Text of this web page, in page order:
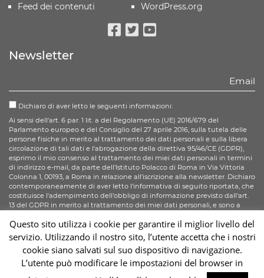
Feed dei contenuti
WordPress.org
Newsletter
Dichiaro di aver letto le seguenti informazioni:
Ai sensi dell'art. 6 par. 1 lit. a del Regolamento (UE) 2016/679 del
Parlamento europeo e del Consiglio del 27 aprile 2016, sulla tutela delle
persone fisiche in merito al trattamento dei dati personali e sulla libera
circolazione di tali dati e l'abrogazione della direttiva 95/46/CE (GDPR),
esprimo il mio consenso al trattamento dei miei dati personali in termini
di indirizzo e-mail, da parte dell'Istituto Polacco di Roma in Via Vittoria
Colonna 1, 00193, a Roma in relazione all'iscrizione alla newsletter. Dichiaro
contemporaneamente di aver letto l'informativa di seguito riportata, che
costituisce l'adempimento dell'obbligo di informazione previsto dall'art.
13 del GDPR in merito al trattamento dei miei dati personali, e sono a
Iscriviti
Questo sito utilizza i cookie per garantire il miglior livello del
servizio. Utilizzando il nostro sito, l’utente accetta che i nostri
cookie siano salvati sul suo dispositivo di navigazione.
L’utente può modificare le impostazioni del browser in